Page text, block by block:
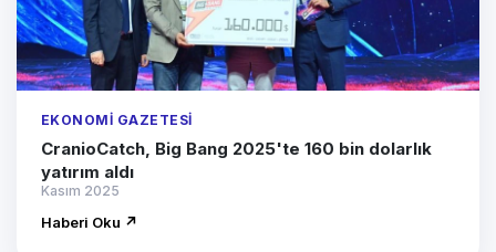
EKONOMI GAZETESI
CranioCatch, Big Bang 2025'te 160 bin dolarlık
yatırım aldı
Kasım 2025
Haberi Oku ↗